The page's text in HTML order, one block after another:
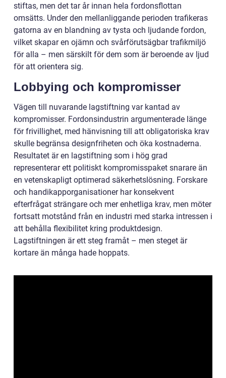
stiftas, men det tar år innan hela fordonsflottan
omsätts. Under den mellanliggande perioden trafikeras
gatorna av en blandning av tysta och ljudande fordon,
vilket skapar en ojämn och svårförutsägbar trafikmiljö
för alla – men särskilt för dem som är beroende av ljud
för att orientera sig.
Lobbying och kompromisser
Vägen till nuvarande lagstiftning var kantad av
kompromisser. Fordonsindustrin argumenterade länge
för frivillighet, med hänvisning till att obligatoriska krav
skulle begränsa designfriheten och öka kostnaderna.
Resultatet är en lagstiftning som i hög grad
representerar ett politiskt kompromisspaket snarare än
en vetenskapligt optimerad säkerhetslösning. Forskare
och handikapporganisationer har konsekvent
efterfrågat strängare och mer enhetliga krav, men möter
fortsatt motstånd från en industri med starka intressen i
att behålla flexibilitet kring produktdesign.
Lagstiftningen är ett steg framåt – men steget är
kortare än många hade hoppats.